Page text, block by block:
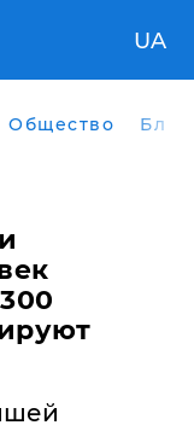
UA
Общество